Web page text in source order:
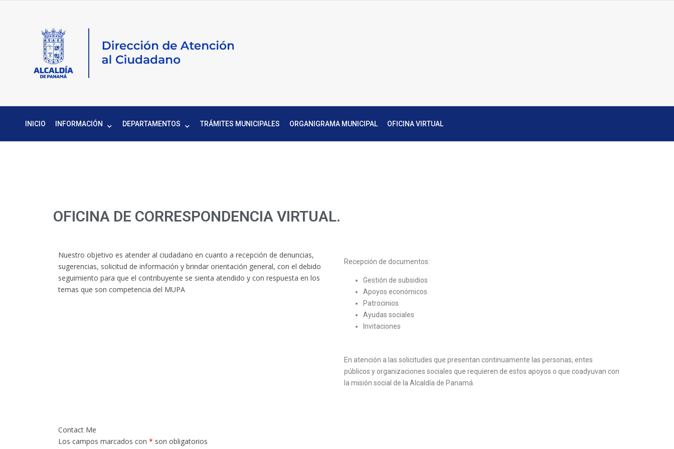
INICIO INFORMACIÓN DEPARTAMENTOS TRÁMITES MUNICIPALES ORGANIGRAMA MUNICIPAL OFICINA VIRTUAL
OFICINA DE CORRESPONDENCIA VIRTUAL.
Nuestro objetivo es atender al ciudadano en cuanto a recepción de denuncias,
sugerencias, solicitud de información y brindar orientación general, con el debido
seguimiento para que el contribuyente se sienta atendido y con respuesta en los
temas que son competencia del MUPA
Recepción de documentos:
Gestión de subsidios
Apoyos económicos
Patrocinios
Ayudas sociales
Invitaciones
En atención a las solicitudes que presentan continuamente las personas, entes
públicos y organizaciones sociales que requieren de estos apoyos o que coadyuvan con
la misión social de la Alcaldía de Panamá.
Contact Me
Los campos marcados con * son obligatorios